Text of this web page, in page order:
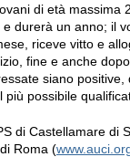
di età massima
durerà un anno; il
riceve vitto e
fine e anche
siano positive,
possibile
di Castellamare di
Roma (